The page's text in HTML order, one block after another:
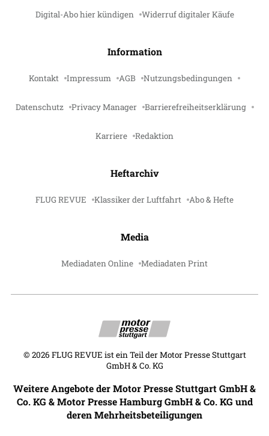
Digital-Abo hier kündigen Widerruf digitaler Käufe
Information
Kontakt Impressum AGB Nutzungsbedingungen
Datenschutz Privacy Manager Barrierefreiheitserklärung
Karriere Redaktion
Heftarchiv
FLUG REVUE Klassiker der Luftfahrt Abo & Hefte
Media
Mediadaten Online Mediadaten Print
© 2026 FLUG REVUE ist ein Teil der Motor Presse Stuttgart
GmbH & Co. KG
Weitere Angebote der Motor Presse Stuttgart GmbH &
Co. KG & Motor Presse Hamburg GmbH & Co. KG und
deren Mehrheitsbeteiligungen